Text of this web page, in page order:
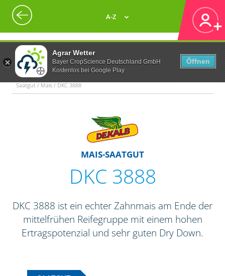
Agrar Wetter
Bayer CropScience Deutschland GmbH
Kostenlos bei Google Play
Öffnen
A-Z
Saatgut / Mais / DKC 3888
MAIS-SAATGUT
DKC 3888
DKC 3888 ist ein echter Zahnmais am Ende der
mittelfrühen Reifegruppe mit einem hohen
Ertragspotenzial und sehr guten Dry Down.